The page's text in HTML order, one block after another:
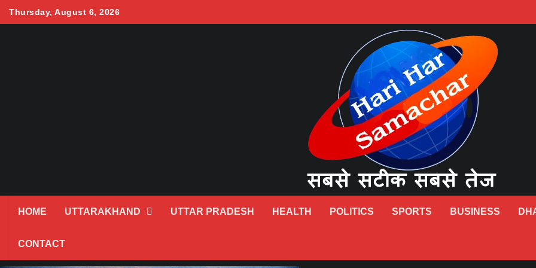
Thursday, August 6, 2026
HOME UTTARAKHAND UTTAR PRADESH HEALTH POLITICS SPORTS BUSINESS
CONTACT